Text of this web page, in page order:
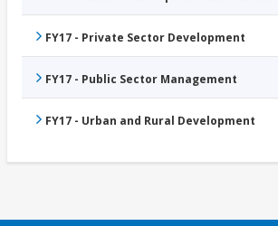
FY17 - Private Sector Development
FY17 - Public Sector Management
FY17 - Urban and Rural Development